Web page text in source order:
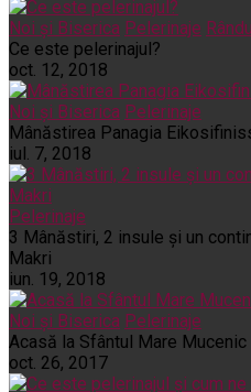
Noi și Biserica Pelerinaje
Ce este pelerinajul?
oct. 12, 2018
Noi și Biserica Pelerinaje
Mânăstirea Panagia
iul. 7, 2018
Pelerinaje
3 Mânăstiri, 2 insule și un
Makri
iun. 19, 2018
Noi și Biserica Pelerinaje
Acasă la Sfântul Mare
oct. 26, 2017